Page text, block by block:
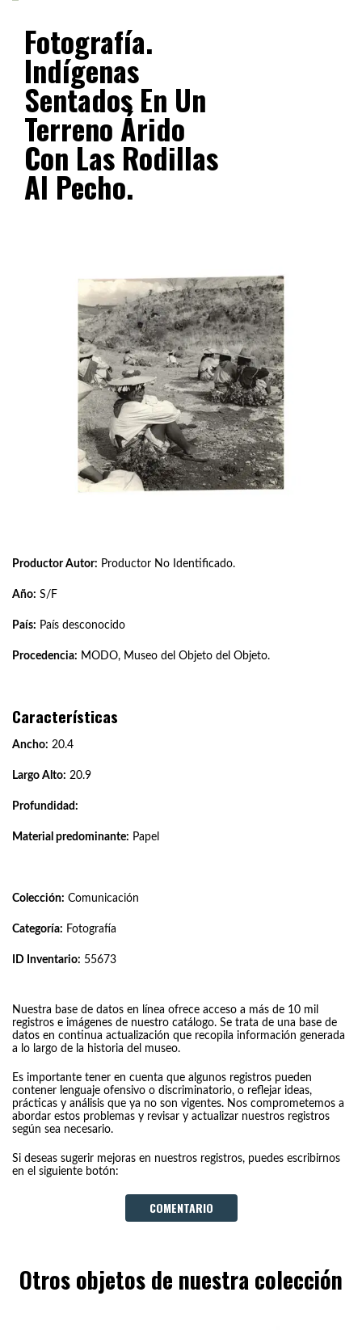
Fotografía.
Indígenas
Sentados En Un
Terreno Árido
Con Las Rodillas
Al Pecho.
Productor Autor: Productor No Identificado.
Año: S/F
País: País desconocido
Procedencia: MODO, Museo del Objeto del Objeto.
Características
Ancho: 20.4
Largo Alto: 20.9
Profundidad:
Material predominante: Papel
Colección: Comunicación
Categoría: Fotografía
ID Inventario: 55673
Nuestra base de datos en línea ofrece acceso a más de 10 mil
registros e imágenes de nuestro catálogo. Se trata de una base de
datos en continua actualización que recopila información generada
a lo largo de la historia del museo.
Es importante tener en cuenta que algunos registros pueden
contener lenguaje ofensivo o discriminatorio, o reflejar ideas,
prácticas y análisis que ya no son vigentes. Nos comprometemos a
abordar estos problemas y revisar y actualizar nuestros registros
según sea necesario.
Si deseas sugerir mejoras en nuestros registros, puedes escribirnos
en el siguiente botón:
COMENTARIO
Otros objetos de nuestra colección